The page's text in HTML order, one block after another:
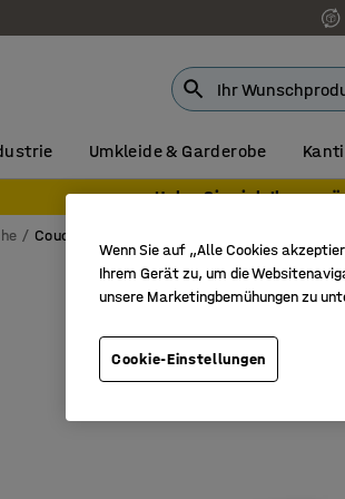
Umkleide & Garderobe
Holen Sie sich Ihr
Couchtische
Wenn Sie auf „Alle Cookies
Ihrem Gerät zu, um die
unsere Marketingbemühungen zu
Cookie-Einstellungen